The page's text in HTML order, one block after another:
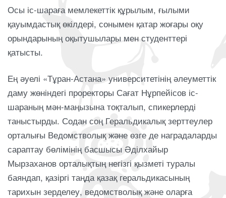
Осы іс-шараға мемлекеттік құрылым, ғылыми
қауымдастық өкілдері, сонымен қатар жоғары оқу
орындарының оқытушылары мен студенттері
қатысты.
Ең әуелі «Тұран-Астана» университетінің әлеуметтік
даму жөніндегі проректоры Сағат Нұрпейісов іс-
шараның мән-маңызына тоқталып, спикерлерді
таныстырды. Содан соң Геральдикалық зерттеулер
орталығы Ведомстволық және өзге де наградаларды
сараптау бөлімінің басшысы Әділхайыр
Мырзаханов орталықтың негізгі қызметі туралы
баяндап, қазіргі таңда қазақ геральдикасының
тарихын зерделеу, ведомстволық және оларға